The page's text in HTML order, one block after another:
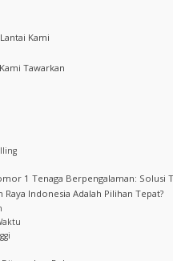
Kami
Tawarkan
1 Tenaga Berpengalaman:
Raya Indonesia Adalah Pilihan Tepat?